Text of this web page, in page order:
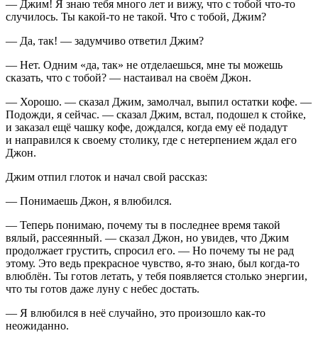
— Джим! Я знаю тебя много лет и вижу, что с тобой что-то
случилось. Ты какой-то не такой. Что с тобой, Джим?
— Да, так! — задумчиво ответил Джим?
— Нет. Одним «да, так» не отделаешься, мне ты можешь
сказать, что с тобой? — настаивал на своём Джон.
— Хорошо. — сказал Джим, замолчал, выпил остатки кофе. —
Подожди, я сейчас. — сказал Джим, встал, подошел к стойке,
и заказал ещё чашку кофе, дождался, когда ему её подадут
и направился к своему столику, где с нетерпением ждал его
Джон.
Джим отпил глоток и начал свой рассказ:
— Понимаешь Джон, я влюбился.
— Теперь понимаю, почему ты в последнее время такой
вялый, рассеянный. — сказал Джон, но увидев, что Джим
продолжает грустить, спросил его. — Но почему ты не рад
этому. Это ведь прекрасное чувство, я-то знаю, был когда-то
влюблён. Ты готов летать, у тебя появляется столько энергии,
что ты готов даже луну с небес достать.
— Я влюбился в неё случайно, это произошло как-то
неожиданно.